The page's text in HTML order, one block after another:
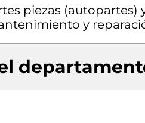
piezas (autopartes)
y